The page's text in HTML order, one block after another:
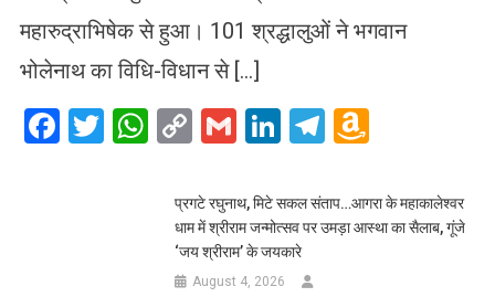
महारुद्राभिषेक से हुआ। 101 श्रद्धालुओं ने भगवान
भोलेनाथ का विधि-विधान से […]
Facebook
Twitter
WhatsApp
CopyGmailLinkedIn
Telegram
List
प्रगटे रघुनाथ, मिटे सकल संताप…आगरा के महाकालेश्वर
धाम में श्रीराम जन्मोत्सव पर उमड़ा आस्था का सैलाब, गूंजे
‘जय श्रीराम’ के जयकारे
August 4, 2026